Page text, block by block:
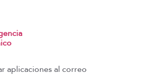
aplicaciones al correo